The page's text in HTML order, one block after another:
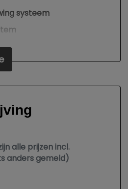
systeem
vooralle prijzen incl.
anders gemeld)